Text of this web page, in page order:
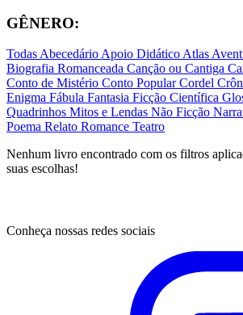
GÊNERO:
TodasAbecedárioApoio DidáticoAtlas
Biografia Romanceada Canção ou Cantiga
Conto de Mistério Conto PopularCordel
Enigma Fábula Fantasia Ficção Científica
Quadrinhos Mitos e Lendas Não Ficção
Poema Relato Romance Teatro
Nenhum livro encontrado com os filtros
suas escolhas!
Conheça nossas redes sociais